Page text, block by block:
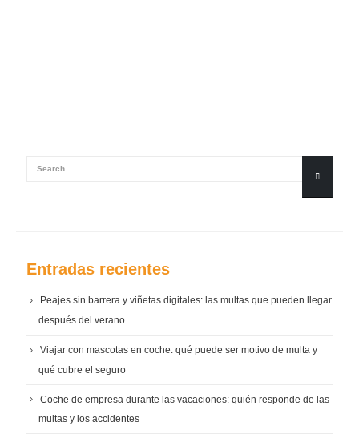
Entradas recientes
Peajes sin barrera y viñetas digitales: las multas que pueden llegar
después del verano
Viajar con mascotas en coche: qué puede ser motivo de multa y
qué cubre el seguro
Coche de empresa durante las vacaciones: quién responde de las
multas y los accidentes